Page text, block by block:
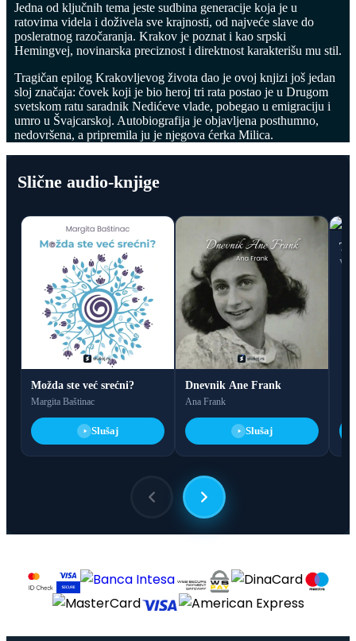
Jedna od ključnih tema jeste sudbina generacije koja je u
ratovima videla i doživela sve krajnosti, od najveće slave do
posleratnog razočaranja. Krakov je poznat i kao srpski
Hemingvej, novinarska preciznost i direktnost karakterišu mu stil.
Tragičan epilog Krakovljevog života dao je ovoj knjizi još jedan
sloj značaja: čovek koji je bio heroj tri rata postao je u Drugom
svetskom ratu saradnik Nedićeve vlade, pobegao u emigraciju i
umro u Švajcarskoj. Autobiografija je objavljena posthumno,
nedovršena, a pripremila ju je njegova ćerka Milica.
Slične audio-knjige
Možda ste već srećni?
Margita Baštinac
Slušaj
Dnevnik Ane Frank
Ana Frank
Slušaj